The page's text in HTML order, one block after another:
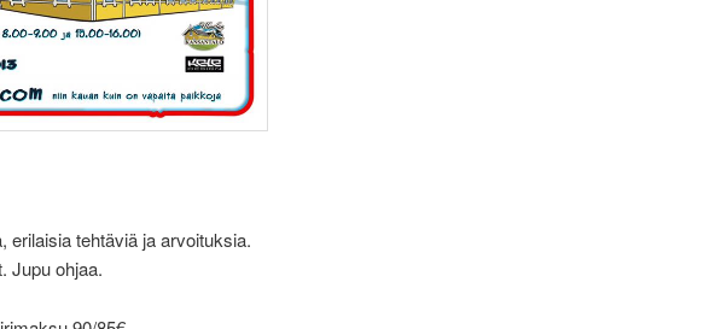
erilaisia tehtäviä ja arvoituksia.
Jupu ohjaa.